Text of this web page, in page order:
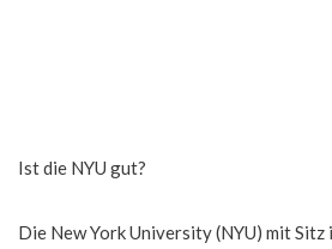
Ist die NYU gut?
Die New York University (NYU) mit Sitz